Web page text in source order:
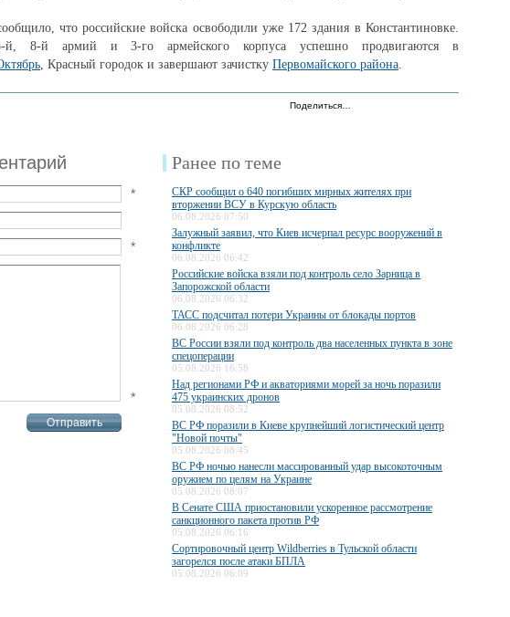
что российские войска освободили уже 172 здания в Константиновке.
8-й армий и 3-го армейского корпуса успешно продвигаются в
, Красный городок и завершают зачистку Первомайского района.
Поделиться…
*
*
*
Ранее по теме
СКР сообщил о 640 погибших мирных жителях при
вторжении ВСУ в Курскую область
06.08.2026 07:50
Залужный заявил, что Киев исчерпал ресурс вооружений в
конфликте
06.08.2026 06:42
Российские войска взяли под контроль село Зарница в
Запорожской области
06.08.2026 06:32
ТАСС подсчитал потери Украины от блокады портов
06.08.2026 06:28
ВС России взяли под контроль два населенных пункта в зоне
спецоперации
05.08.2026 16:58
Над регионами РФ и акваториями морей за ночь поразили
475 украинских дронов
05.08.2026 08:52
ВС РФ поразили в Киеве крупнейший логистический центр
"Новой почты"
05.08.2026 08:45
ВС РФ ночью нанесли массированный удар высокоточным
оружием по целям на Украине
05.08.2026 08:07
В Сенате США приостановили ускоренное рассмотрение
санкционного пакета против РФ
05.08.2026 06:16
Сортировочный центр Wildberries в Тульской области
загорелся после атаки БПЛА
05.08.2026 06:09